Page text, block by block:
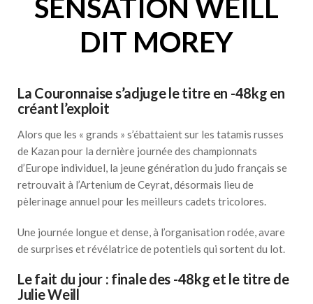
SENSATION WEILL
DIT MOREY
La Couronnaise s’adjuge le titre en -48kg en
créant l’exploit
Alors que les « grands » s’ébattaient sur les tatamis russes
de Kazan pour la dernière journée des championnats
d’Europe individuel, la jeune génération du judo français se
retrouvait à l’Artenium de Ceyrat, désormais lieu de
pèlerinage annuel pour les meilleurs cadets tricolores.
Une journée longue et dense, à l’organisation rodée, avare
de surprises et révélatrice de potentiels qui sortent du lot.
Le fait du jour : finale des -48kg et le titre de
Julie Weill